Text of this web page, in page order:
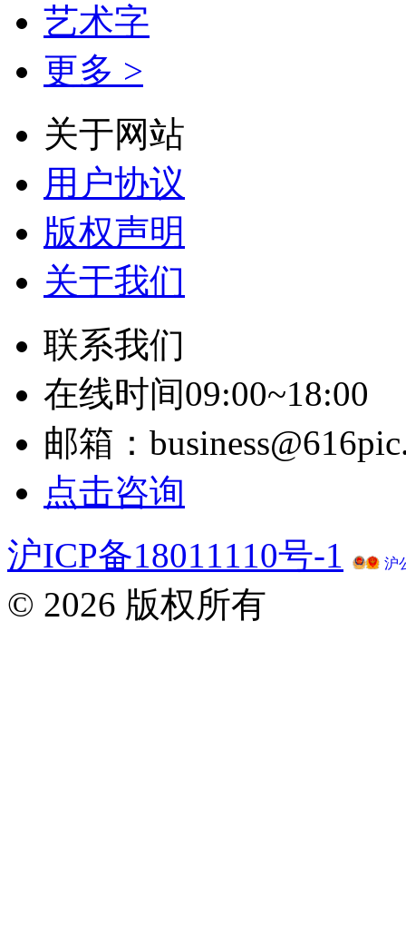
艺术字
更多 >
关于网站
用户协议
版权声明
关于我们
联系我们
在线时间09:00~18:00
邮箱：
点击咨询
沪ICP备18011110号-1
沪
© 2026 版权所有